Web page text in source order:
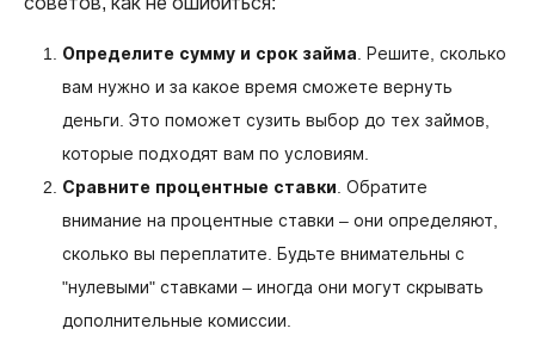
Определите сумму и срок займа . Решите, сколько
вам нужно и за какое время сможете вернуть
деньги. Это поможет сузить выбор до тех займов,
которые подходят вам по условиям.
Сравните процентные ставки . Обратите
внимание на процентные ставки – они определяют,
сколько вы переплатите. Будьте внимательны с
"нулевыми" ставками – иногда они могут скрывать
дополнительные комиссии.